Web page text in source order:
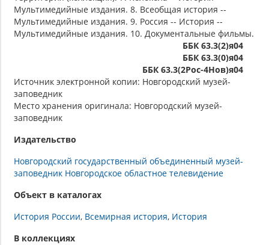
Мультимедийные издания. 8. Всеобщая история --
Мультимедийные издания. 9. Россия -- История --
Мультимедийные издания. 10. Документальные фильмы.
ББК 63.3(2)я04
ББК 63.3(0)я04
ББК 63.3(2Рос-4Нов)я04
Источник электронной копии: Новгородский музей-
заповедник
Место хранения оригинала: Новгородский музей-
заповедник
Издательство
Новгородский государственный объединенный музей-
заповедник Новгородское областное телевидение
Объект в каталогах
История России Всемирная история История
В коллекциях